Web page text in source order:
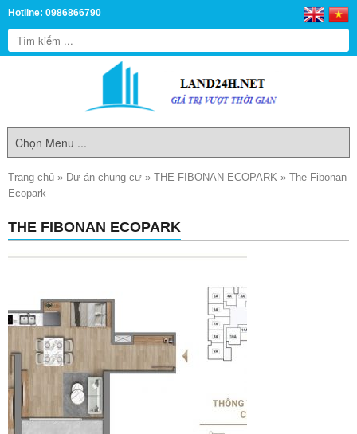
Hotline: 0986866790
Trang chủ » Dự án chung cư » THE FIBONAN ECOPARK » The Fibonan
Ecopark
THE FIBONAN ECOPARK